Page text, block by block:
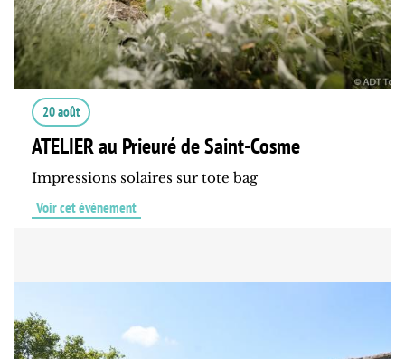
20 août
ATELIER au Prieuré de Saint-Cosme
Impressions solaires sur tote bag
Voir cet événement